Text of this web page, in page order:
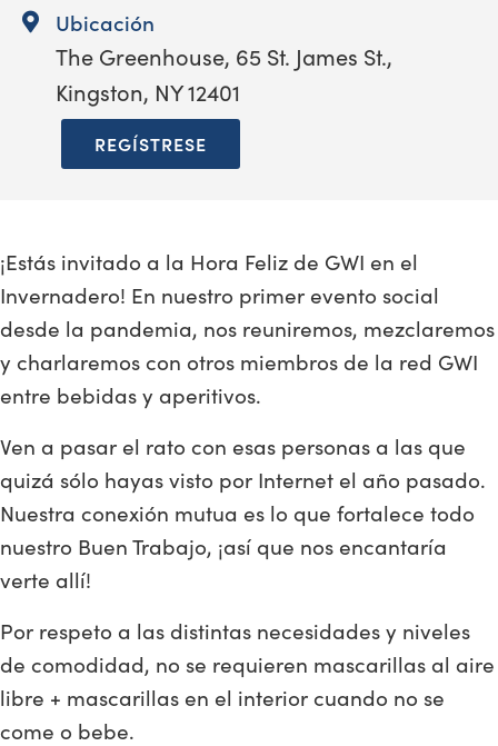
Ubicación
The Greenhouse, 65 St. James St.,
Kingston, NY 12401
REGÍSTRESE
¡Estás invitado a la Hora Feliz de GWI en el
Invernadero! En nuestro primer evento social
desde la pandemia, nos reuniremos, mezclaremos
y charlaremos con otros miembros de la red GWI
entre bebidas y aperitivos.
Ven a pasar el rato con esas personas a las que
quizá sólo hayas visto por Internet el año pasado.
Nuestra conexión mutua es lo que fortalece todo
nuestro Buen Trabajo, ¡así que nos encantaría
verte allí!
Por respeto a las distintas necesidades y niveles
de comodidad, no se requieren mascarillas al aire
libre + mascarillas en el interior cuando no se
come o bebe.